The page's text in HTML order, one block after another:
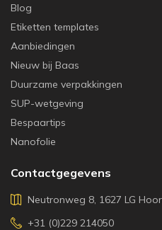
Blog
Etiketten templates
Aanbiedingen
Nieuw bij Baas
Duurzame verpakkingen
SUP-wetgeving
Bespaartips
Nanofolie
Contactgegevens
Neutronweg 8, 1627 LG
+31 (0)229 214050